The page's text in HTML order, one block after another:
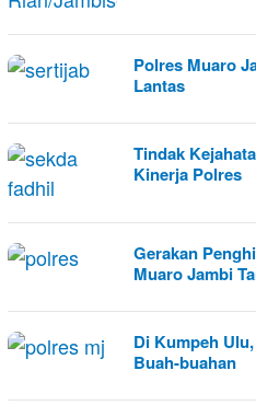
Polres Muaro
Lantas
Tindak
Kinerja Polres
Gerakan
Muaro Jambi
Di Kumpeh
Buah-buahan